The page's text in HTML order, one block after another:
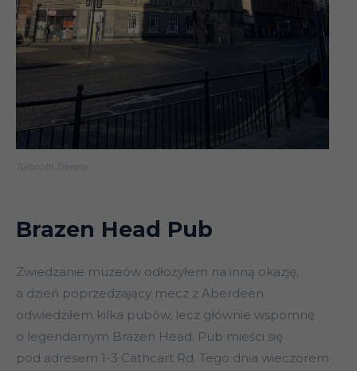
Tolbooth Steeple
Brazen Head Pub
Zwiedzanie muzeów odłożyłem na inną okazję,
a dzień poprzedzający mecz z Aberdeen
odwiedziłem kilka pubów, lecz głównie wspomnę
o legendarnym Brazen Head. Pub mieści się
pod adresem 1-3 Cathcart Rd. Tego dnia wieczorem